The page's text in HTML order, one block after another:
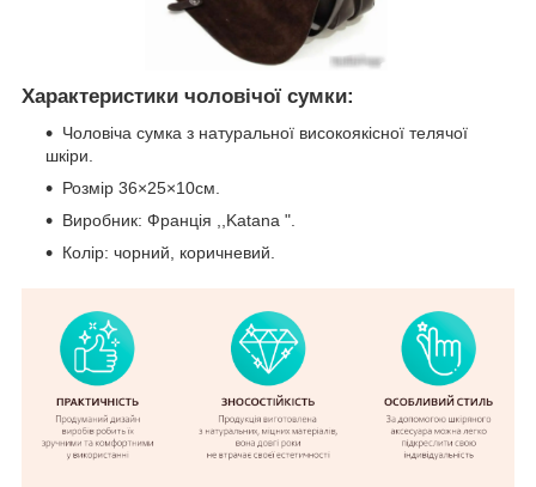
Характеристики чоловічої сумки:
Чоловіча сумка з натуральної високоякісної телячої
шкіри.
Розмір 36×25×10см.
Виробник: Франція ,,Katana ".
Колір: чорний, коричневий.